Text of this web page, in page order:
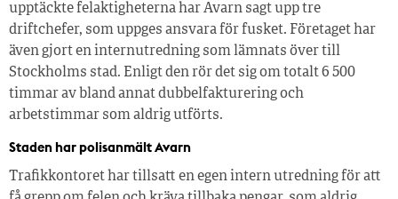
upptäckte felaktigheterna har Avarn sagt upp tre
driftchefer, som uppges ansvara för fusket. Företaget har
även gjort en internutredning som lämnats över till
Stockholms stad. Enligt den rör det sig om totalt 6 500
timmar av bland annat dubbelfakturering och
arbetstimmar som aldrig utförts.
Staden har polisanmält Avarn
Trafikkontoret har tillsatt en egen intern utredning för att